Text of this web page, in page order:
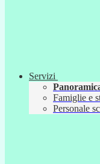
Servizi
Famiglie e
Personale